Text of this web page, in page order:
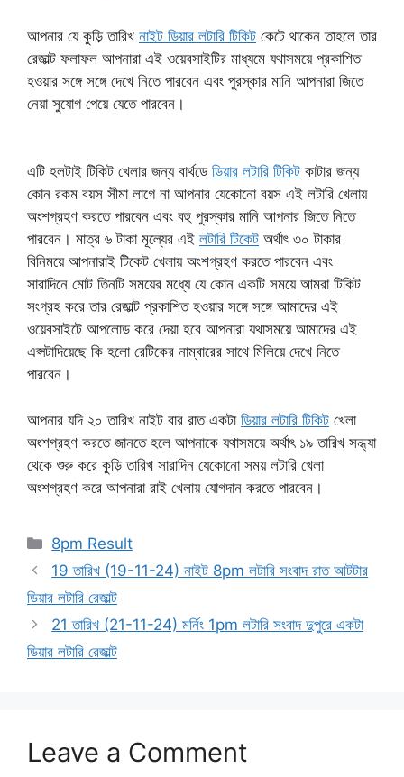
আপনার যে কুড়ি তারিখ নাইট ডিয়ার লটারি টিকিট কেটে থাকেন তাহলে তার
রেজাল্ট ফলাফল আপনারা এই ওয়েবসাইটির মাধ্যমে যথাসময়ে প্রকাশিত
হওয়ার সঙ্গে সঙ্গে দেখে নিতে পারবেন এবং পুরস্কার মানি আপনারা জিতে
নেয়া সুযোগ পেয়ে যেতে পারবেন।
এটি হলটাই টিকিট খেলার জন্য বার্থডে ডিয়ার লটারি টিকিট কাটার জন্য
কোন রকম বয়স সীমা লাগে না আপনার যেকোনো বয়স এই লটারি খেলায়
অংশগ্রহণ করতে পারবেন এবং বহু পুরস্কার মানি আপনার জিতে নিতে
পারবেন। মাত্র ৬ টাকা মূল্যের এই লটারি টিকেট অর্থাৎ ৩০ টাকার
বিনিময়ে আপনারাই টিকেট খেলায় অংশগ্রহণ করতে পারবেন এবং
সারাদিনে মোট তিনটি সময়ের মধ্যে যে কোন একটি সময়ে আমরা টিকিট
সংগ্রহ করে তার রেজাল্ট প্রকাশিত হওয়ার সঙ্গে সঙ্গে আমাদের এই
ওয়েবসাইটে আপলোড করে দেয়া হবে আপনারা যথাসময়ে আমাদের এই
এপ্সটাদিয়েছে কি হলো রেটিকের নাম্বারের সাথে মিলিয়ে দেখে নিতে
পারবেন।
আপনার যদি ২০ তারিখ নাইট বার রাত একটা ডিয়ার লটারি টিকিট খেলা
অংশগ্রহণ করতে জানতে হলে আপনাকে যথাসময়ে অর্থাৎ ১৯ তারিখ সন্ধ্যা
থেকে শুরু করে কুড়ি তারিখ সারাদিন যেকোনো সময় লটারি খেলা
অংশগ্রহণ করে আপনারা রাই খেলায় যোগদান করতে পারবেন।
Categories
8pm Result
19 তারিখ (19-11-24) নাইট 8pm লটারি সংবাদ রাত আটটার
ডিয়ার লটারি রেজাল্ট
21 তারিখ (21-11-24) মর্নিং 1pm লটারি সংবাদ দুপুরে একটা
ডিয়ার লটারি রেজাল্ট
Leave a Comment